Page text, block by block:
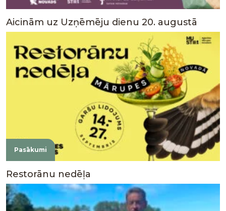
Aicinām uz Uzņēmēju dienu 20. augustā
Pasākumi
Restorānu nedēļa